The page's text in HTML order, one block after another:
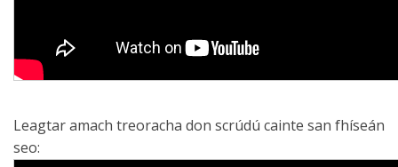
Leagtar amach treoracha don scrúdú cainte san fhíseán
seo: